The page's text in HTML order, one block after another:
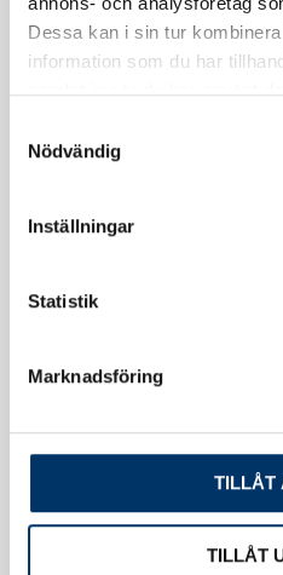
Dessa kan i sin tur
information som du har
Nödvändig
Inställningar
Statistik
Marknadsföring
TILLÅT
TILLÅT
Logga in på